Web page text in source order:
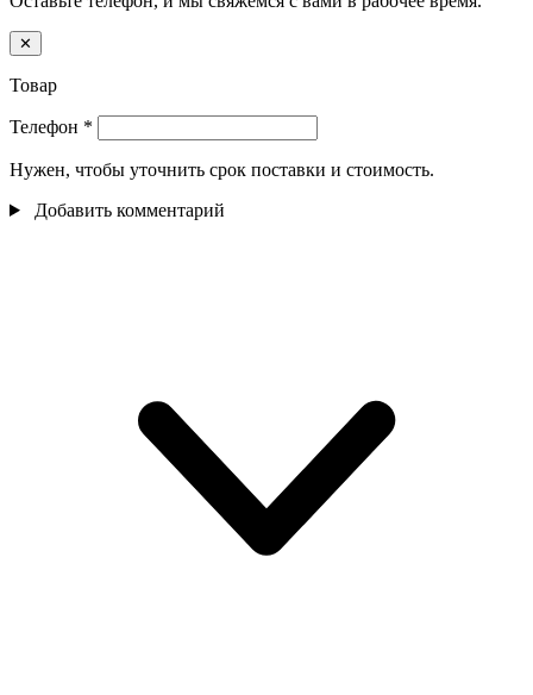
✕
Товар
Телефон *
Нужен, чтобы уточнить срок поставки и стоимость.
Добавить комментарий